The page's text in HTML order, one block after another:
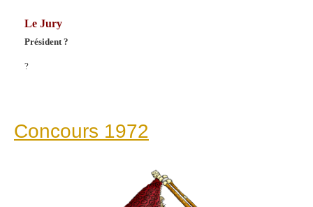
Le Jury
Président ?
?
Concours 1972